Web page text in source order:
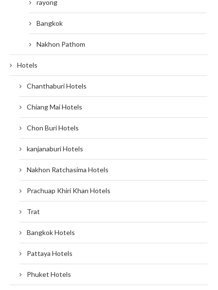
Bangkok
Nakhon Pathom
Hotels
Chanthaburi Hotels
Chiang Mai Hotels
Chon Buri Hotels
kanjanaburi Hotels
Nakhon Ratchasima Hotels
Prachuap Khiri Khan Hotels
Trat
Bangkok Hotels
Pattaya Hotels
Phuket Hotels